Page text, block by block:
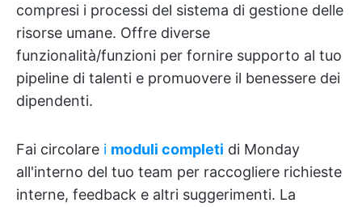
compresi i processi del sistema di gestione delle
risorse umane. Offre diverse
funzionalità/funzioni per fornire supporto al tuo
pipeline di talenti e promuovere il benessere dei
dipendenti.
Fai circolare i moduli completi di Monday
all'interno del tuo team per raccogliere richieste
interne, feedback e altri suggerimenti. La